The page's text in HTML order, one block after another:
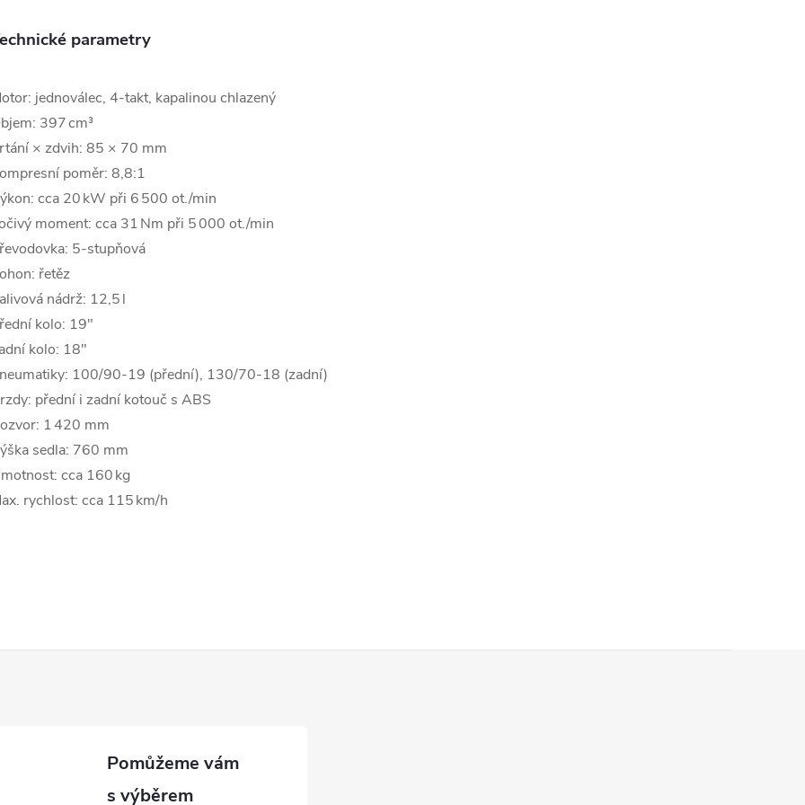
parametry
jednoválec, 4-takt, kapalinou chlazený
397 cm³
× zdvih: 85 × 70 mm
poměr: 8,8:1
cca 20 kW při 6 500 ot./min
moment: cca 31 Nm při 5 000 ot./min
5-stupňová
řetěz
nádrž: 12,5 l
kolo: 19″
kolo: 18″
100/90-19 (přední), 130/70-18 (zadní)
přední i zadní kotouč s ABS
1 420 mm
sedla: 760 mm
cca 160 kg
rychlost: cca 115 km/h